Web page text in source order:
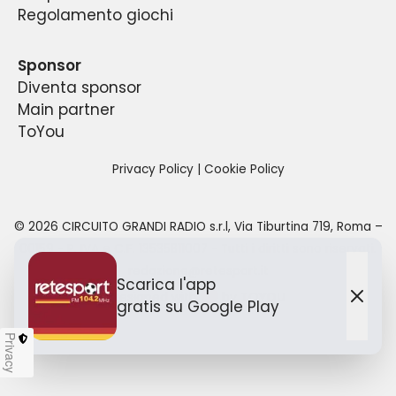
Regolamento giochi
Sponsor
Diventa sponsor
Main partner
ToYou
Privacy Policy| Cookie Policy
© 2026 CIRCUITO GRANDI RADIO s.r.l, Via Tiburtina 719, Roma –
00159- P. IVA e C.F.
Designed with by TO
Scarica l'app
gratis su Google Play
Privacy